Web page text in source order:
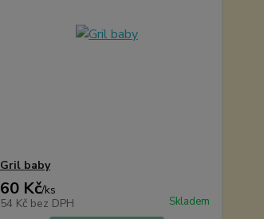
Gril baby
60 Kč/ks
54 Kč bez DPH Skladem